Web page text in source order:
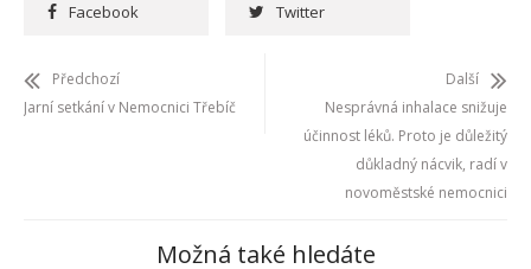
Facebook Twitter
Předchozí
Jarní setkání v Nemocnici Třebíč
Další
Nesprávná inhalace snižuje
účinnost léků. Proto je důležitý
důkladný nácvik, radí v
novoměstské nemocnici
Možná také hledáte